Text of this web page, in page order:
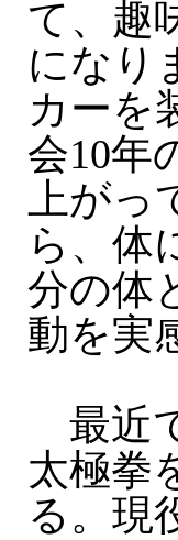
て、趣
になり
カーを
会10年
上が
ら、体
分の体
動を実
最近
太極拳
る。現